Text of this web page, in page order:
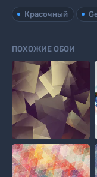
Красочный
ПОХОЖИЕ ОБОИ